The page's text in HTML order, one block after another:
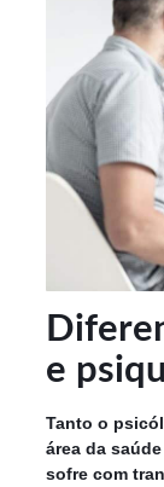
e
Tanto o
área da
sofre com